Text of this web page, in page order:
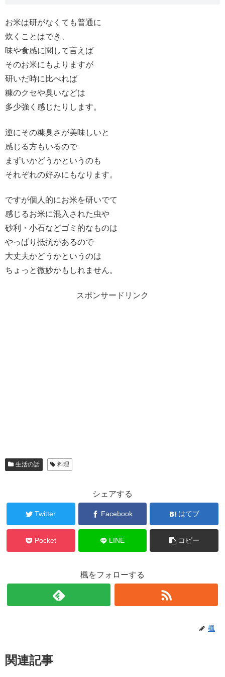
お米は研がなくても普通に
炊くことはでき、
味や食感に関して言えば
そのお米にもよりますが
研いだ時に比べれば
糠のクセや臭いなどは
多少強く感じたりします。
逆にその糠臭さが美味しいと
感じる方もいるので
まずいかどうかというのも
それぞれの好みにもなります。
ですが個人的にお米を研いでて
感じるお米に混入された虫や
砂利・小石などゴミ的なものは
やっぱり抵抗があるので
大丈夫かどうかというのは
ちょっと微妙かもしれません。
スポンサードリンク
生活の話 料理
シェアする
Twitter Facebook はてブ
Pocket LINE コピー
楓をフォローする
楓
関連記事